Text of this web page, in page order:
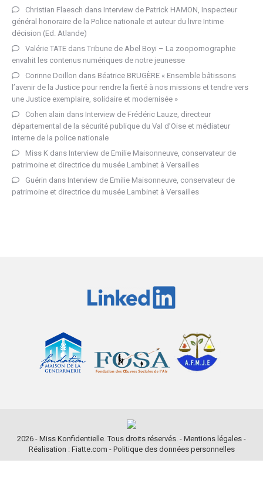
Christian Flaesch dans Interview de Patrick HAMON, Inspecteur
général honoraire de la Police nationale et auteur du livre Intime
décision (Ed. Atlande)
Valérie TATE dans Tribune de Abel Boyi – La zoopornographie
envahit les contenus numériques de notre jeunesse
Corinne Doillon dans Béatrice BRUGÈRE « Ensemble bâtissons
l’avenir de la Justice pour rendre la fierté à nos missions et tendre vers
une Justice exemplaire, solidaire et modernisée »
Cohen alain dans Interview de Frédéric Lauze, directeur
départemental de la sécurité publique du Val d’Oise et médiateur
interne de la police nationale
Miss K dans Interview de Emilie Maisonneuve, conservateur de
patrimoine et directrice du musée Lambinet à Versailles
Guérin dans Interview de Emilie Maisonneuve, conservateur de
patrimoine et directrice du musée Lambinet à Versailles
2026 - Miss Konfidentielle. Tous droits réservés. - Mentions légales -
Réalisation : Fiatte.com - Politique des données personnelles